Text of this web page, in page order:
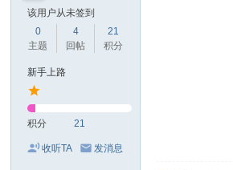
该用户从未签到
0
主题
4
回帖
21
积分
新手上路
积分 21
收听TA 发消息